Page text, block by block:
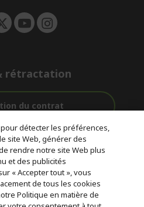
rétractation
du contrat
et après-
Paiement
Sécurisé
agréé pour les produits et
détecter les préférences,
site Web, générer des
rendre notre site Web plus
et des publicités
« Accepter tout », vous
de tous les cookies
Politique en matière de